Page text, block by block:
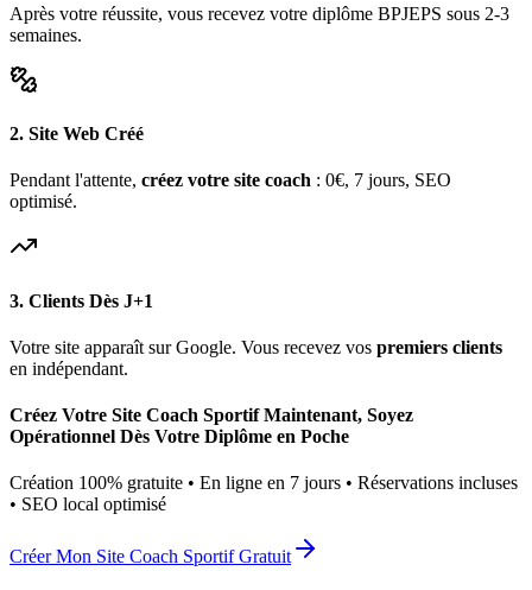
Après votre réussite, vous recevez votre diplôme BPJEPS sous 2-3
semaines.
2. Site Web Créé
Pendant l'attente, créez votre site coach : 0€, 7 jours, SEO
optimisé.
3. Clients Dès J+1
Votre site apparaît sur Google. Vous recevez vos premiers clients
en indépendant.
Créez Votre Site Coach Sportif Maintenant, Soyez
Opérationnel Dès Votre Diplôme en Poche
Création 100% gratuite • En ligne en 7 jours • Réservations incluses
• SEO local optimisé
Créer Mon Site Coach Sportif Gratuit